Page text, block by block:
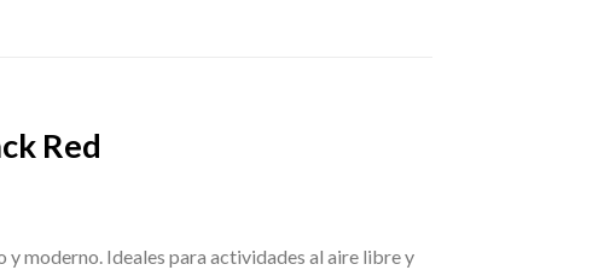
Red
moderno. Ideales para actividades al aire libre y